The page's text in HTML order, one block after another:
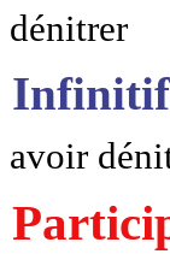
dénitrer
Infinitif
avoir